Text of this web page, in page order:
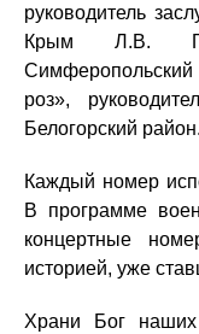
руководитель
Крым Л.В.
роз»,
Белогорский район.
Каждый номер
В программе
концертные
историей, уже
Храни Бог